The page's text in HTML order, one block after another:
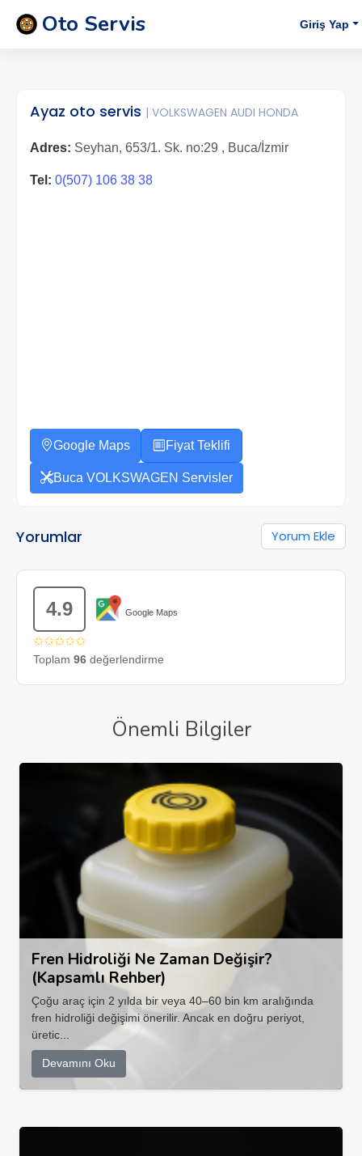
Oto Servis Giriş Yap
Ayaz oto servis | VOLKSWAGEN AUDI HONDA
Adres: Seyhan, 653/1. Sk. no:29 , Buca/İzmir
Tel: 0(507) 106 38 38
Google Maps Fiyat Teklifi
Buca VOLKSWAGEN Servisler
Yorumlar Yorum Ekle
4.9 Google Maps
✩✩✩✩✩
Toplam 96 değerlendirme
Önemli Bilgiler
Fren Hidroliği Ne Zaman Değişir?
(Kapsamlı Rehber)
Çoğu araç için 2 yılda bir veya 40–60 bin km aralığında
fren hidroliği değişimi önerilir. Ancak en doğru periyot,
üretic...
Devamını Oku